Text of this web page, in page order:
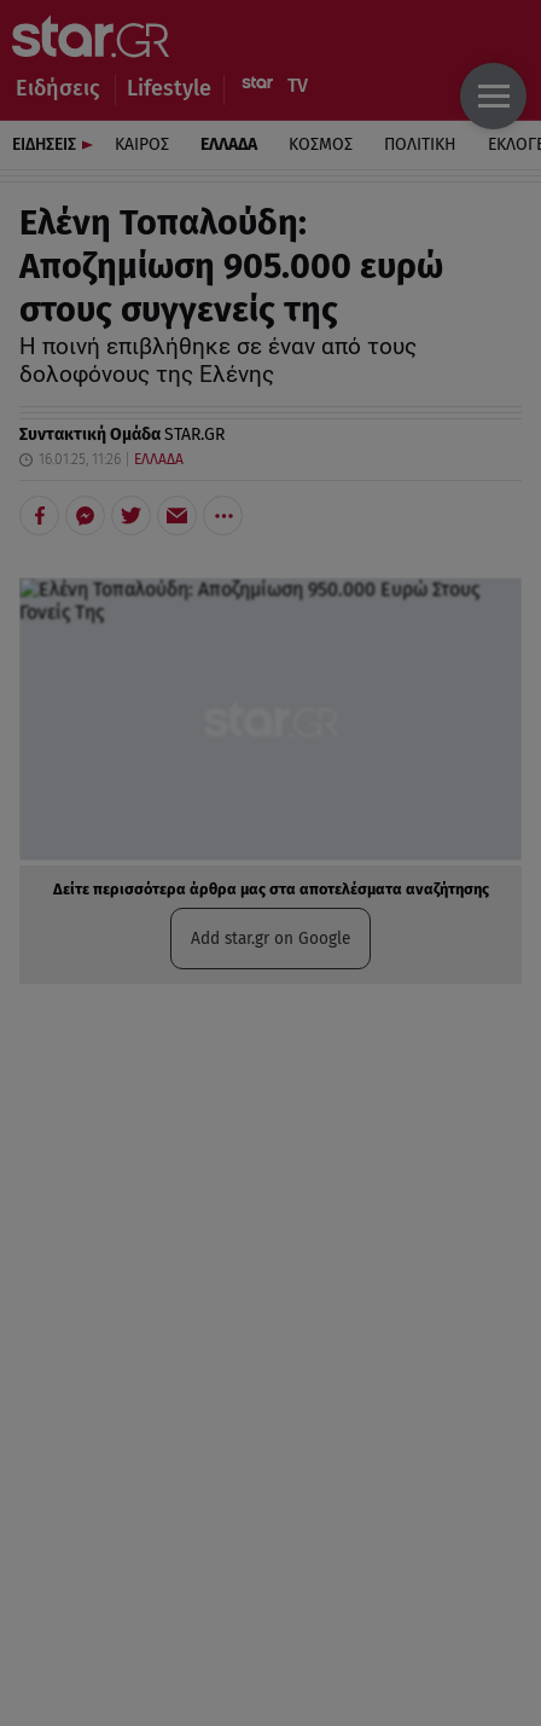
Ειδήσεις Lifestyle
ΕΙΔΗΣΕΙΣ ΚΑΙΡΟΣ ΕΛΛΑΔΑ ΚΟΣΜΟΣ ΠΟΛΙΤΙΚΗ
Ελένη Τοπαλούδη:
Αποζημίωση 905.000 ευρώ
στους συγγενείς της
Η ποινή επιβλήθηκε σε έναν από τους
δολοφόνους της Ελένης
Συντακτική ΟμάδαSTAR.GR
16.01.25, 11:26 ΕΛΛΑΔΑ
Δείτε περισσότερα άρθρα μας στα αποτελέσματα αναζήτησης
Add star.gr on Google